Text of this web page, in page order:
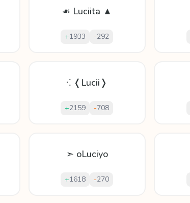
☙ Luciita ▲
+1933 -292
⁖ ❬Lucii❭
+2159 -708
➣ oLuciyo
+1618 -270